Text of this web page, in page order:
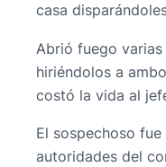
casa
Abrió fuego
hiriéndolos a
costó la vida al
El sospechoso
autoridades del